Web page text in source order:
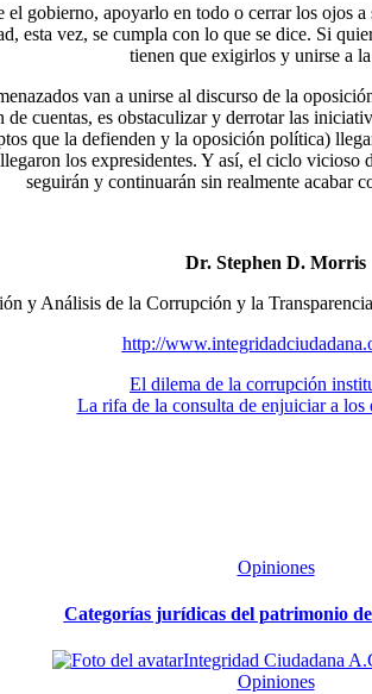
gobierno, apoyarlo en todo o cerrar los ojos
esta vez, se cumpla con lo que se dice. Si
tienen que exigirlos y unirse a la
van a unirse al discurso de la
cuentas, es obstaculizar y derrotar las
que la defienden y la oposición política)
los expresidentes. Y así, el ciclo
seguirán y continuarán sin realmente acabar
Dr. Stephen D. Morris
y Análisis de la Corrupción y la
http://
El dilema de la corrupción
La rifa de la consulta de enjuiciar a los
Opiniones
Categorías jurídicas del patrimonio
Integridad Ciudadana
Opiniones